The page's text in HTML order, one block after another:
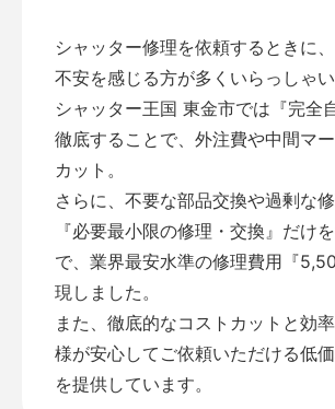
シャッター修理を依頼するときに
不安を感じる方が多くいらっしゃい
シャッター王国 東金市では『完全
徹底することで、外注費や中間マ
カット。
さらに、不要な部品交換や過剰な
『必要最小限の修理・交換』だけ
で、業界最安水準の修理費用『
現しました。
また、徹底的なコストカットと効
様が安心してご依頼いただける低
を提供しています。